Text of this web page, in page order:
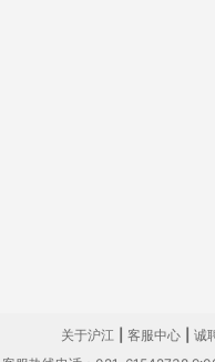
关于沪江 客服中心 诚